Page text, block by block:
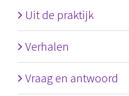
Uit de praktijk
Verhalen
Vraag en antwoord